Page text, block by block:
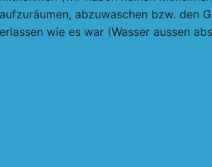
abzuwaschen bzw. den
wie es war (Wasser aussen